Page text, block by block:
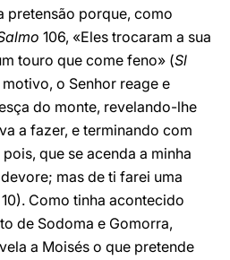
pretensão porque, como
106, «Eles trocaram a sua
touro que come feno» (Sl
o Senhor reage e
do monte, revelando-lhe
a fazer, e terminando com
que se acenda a minha
mas de ti farei uma
Como tinha acontecido
de Sodoma e Gomorra,
a Moisés o que pretende